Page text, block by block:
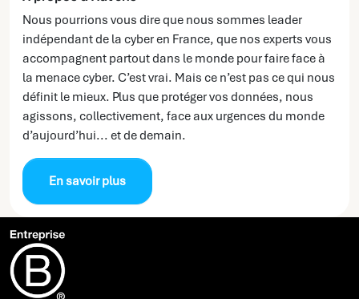
Nous pourrions vous dire que nous sommes leader
indépendant de la cyber en France, que nos experts vous
accompagnent partout dans le monde pour faire face à
la menace cyber. C’est vrai. Mais ce n’est pas ce qui nous
définit le mieux. Plus que protéger vos données, nous
agissons, collectivement, face aux urgences du monde
d’aujourd’hui... et de demain.
En savoir plus